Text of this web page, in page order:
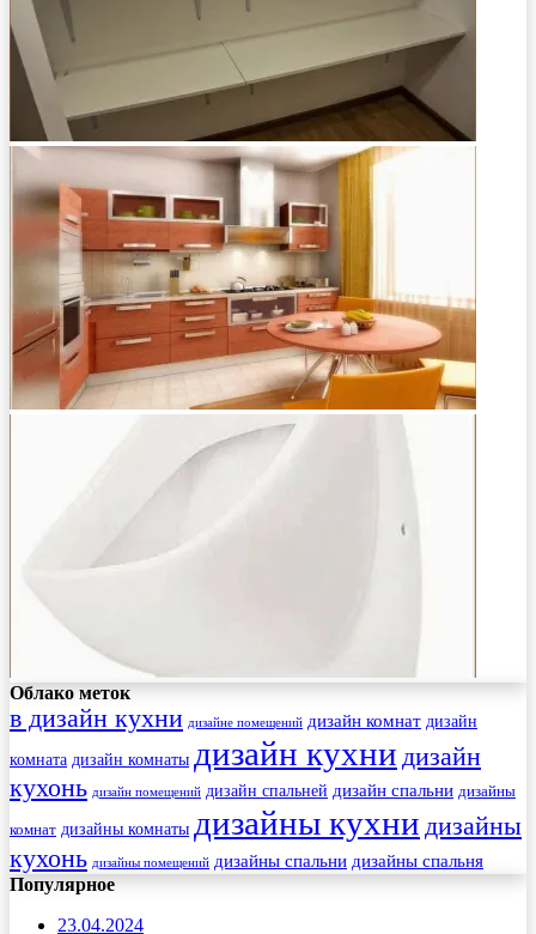
Облако меток
в дизайн кухни дизайне помещений дизайн комнат дизайн
комната дизайн комнаты дизайн кухни дизайн
кухонь дизайн помещений дизайн спальней дизайн спальни дизайны
комнат дизайны комнаты дизайны кухни дизайны
кухонь дизайны помещений дизайны спальни дизайны спальня
Популярное
23.04.2024